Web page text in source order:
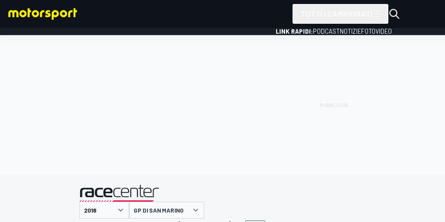
LINK RAPIDI:PODCASTNOTIZIEFOTOVIDEO
presentato da
GP DI SAN MARINO